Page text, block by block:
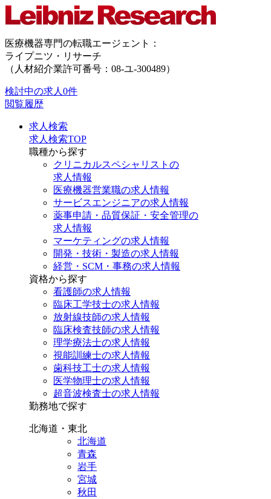
医療機器専門の転職エージェント：
ライプニツ・リサーチ
（人材紹介業許可番号：08-ユ-300489）
検討中の求人 0件
閲覧履歴
求人検索
求人検索TOP
職種から探す
クリニカルスペシャリストの
求人情報
医療機器営業職の求人情報
サービスエンジニアの求人情報
薬事申請・品質保証・安全管理の
求人情報
マーケティングの求人情報
開発・技術・製造の求人情報
経営・SCM・事務の求人情報
資格から探す
看護師の求人情報
臨床工学技士の求人情報
放射線技師の求人情報
臨床検査技師の求人情報
理学療法士の求人情報
視能訓練士の求人情報
歯科技工士の求人情報
医学物理士の求人情報
超音波検査士の求人情報
勤務地で探す
北海道・東北
北海道
青森
岩手
宮城
秋田